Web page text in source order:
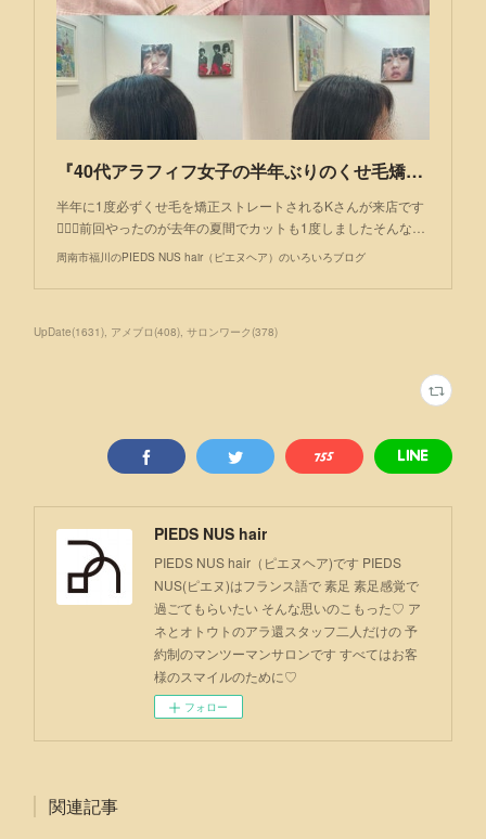
『40代アラフィフ女子の半年ぶりのくせ毛矯正ストレート』
半年に1度必ずくせ毛を矯正ストレートされるKさんが来店です
💁🏻‍♂️前回やったのが去年の夏間でカットも1度しましたそんな…
周南市福川のPIEDS NUS hair（ピエヌヘア）のいろいろブログ
UpDate(1631) アメブロ (408) サロンワーク (378)
PIEDS NUS hair
PIEDS NUS hair（ピエヌヘア)です PIEDS
NUS(ピエヌ)はフランス語で 素足 素足感覚で
過ごてもらいたい そんな思いのこもった♡ ア
ネとオトウトのアラ還スタッフ二人だけの 予
約制のマンツーマンサロンです すべてはお客
様のスマイルのために♡
フォロー
関連記事